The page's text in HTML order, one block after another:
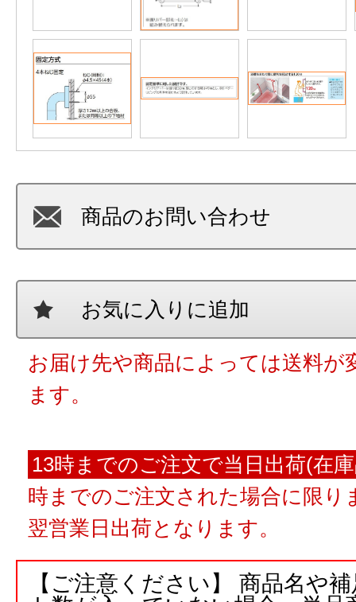
商品のお問い合わせ
お気に入りに追加
お届け先や商品によっては送料が
ます。
13時までのご注文で当日出荷(在
時までのご注文された場合に限り
翌営業日出荷となります。
【ご注意ください】 商品名や